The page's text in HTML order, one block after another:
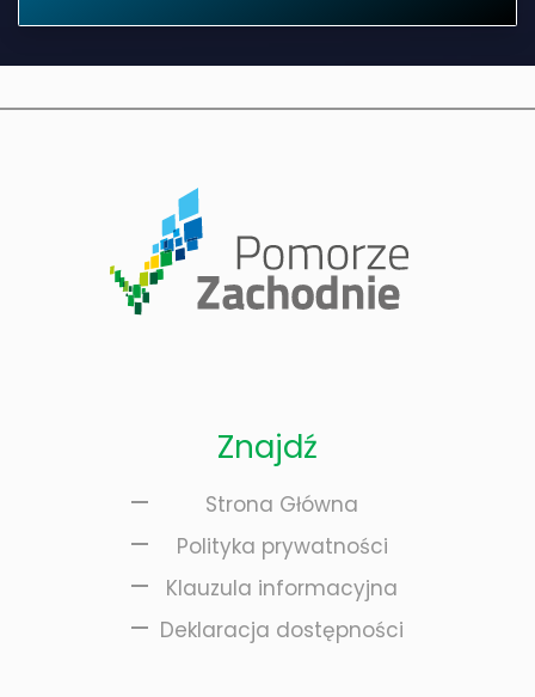
Znajdź
Strona Główna
Polityka prywatności
Klauzula informacyjna
Deklaracja dostępności